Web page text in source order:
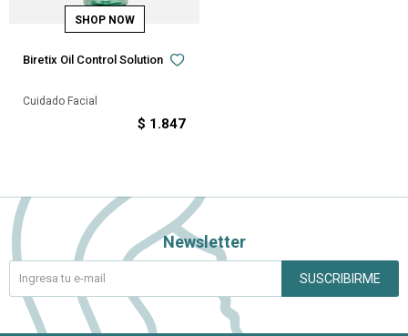
Biretix Oil Control Solution
Cuidado Facial
$ 1.847
Newsletter
SUSCRIBIRME